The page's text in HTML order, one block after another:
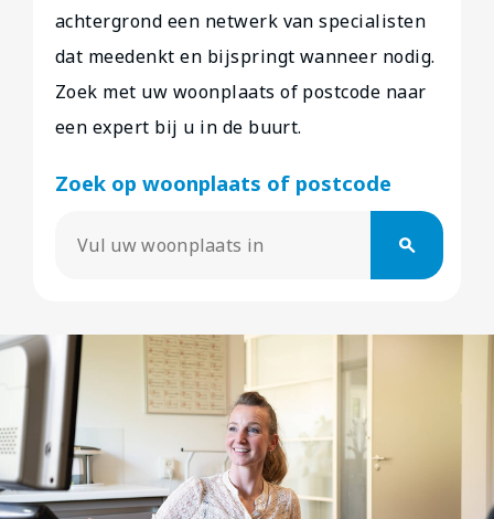
achtergrond een netwerk van specialisten
dat meedenkt en bijspringt wanneer nodig.
Zoek met uw woonplaats of postcode naar
een expert bij u in de buurt.
Zoek op woonplaats of postcode
search